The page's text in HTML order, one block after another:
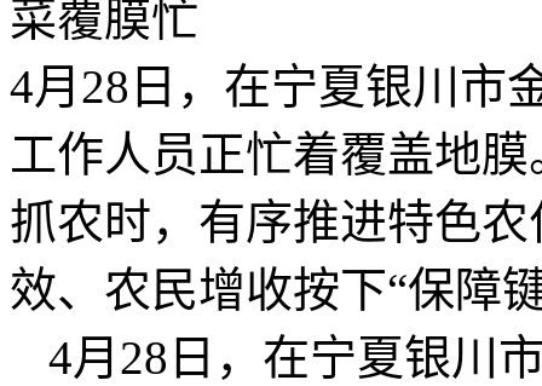
4月28日，在宁夏银川市
工作人员正忙着覆盖地
抓农时，有序推进特色
效、农民增收按下“保障
4月28日，在宁夏银川